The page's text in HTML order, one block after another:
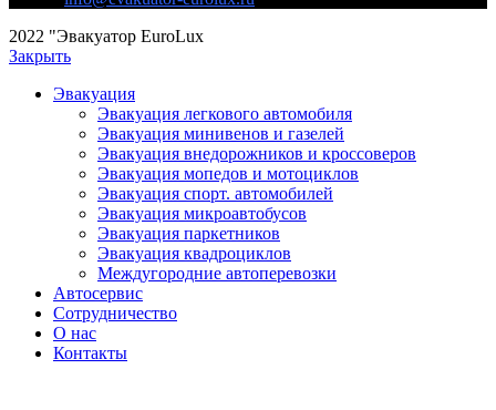
2022 "Эвакуатор EuroLux
Закрыть
Эвакуация
Эвакуация легкового автомобиля
Эвакуация минивенов и газелей
Эвакуация внедорожников и кроссоверов
Эвакуация мопедов и мотоциклов
Эвакуация спорт. автомобилей
Эвакуация микроавтобусов
Эвакуация паркетников
Эвакуация квадроциклов
Междугородние автоперевозки
Автосервис
Сотрудничество
О нас
Контакты